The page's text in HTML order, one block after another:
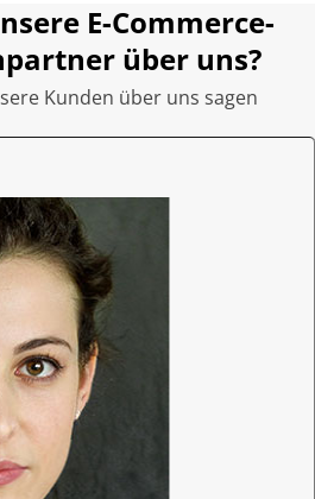
E-Commerce-
über uns?
Kunden über uns sagen